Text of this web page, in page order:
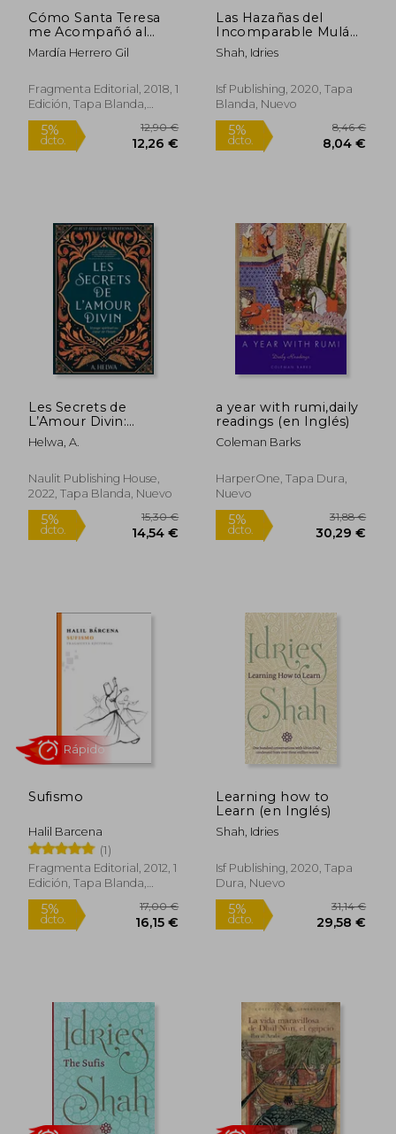
Cómo Santa Teresa
me Acompañó al
Sufismo
Mardía Herrero Gil
Fragmenta Editorial, 2018, 1
Edición, Tapa Blanda,
Nuevo
5%
Las Hazañas del
Incomparable Mulá
Nasrudín
Shah, Idries
Isf Publishing, 2020, Tapa
Blanda, Nuevo
5%
Les Secrets de
L’Amour Divin:
Voyage Spirituel au
Cœur de L’Islam (en
Helwa, A.
Naulit Publishing House,
2022, Tapa Blanda, Nuevo
5%
a year with rumi,daily
readings (en Inglés)
Coleman Barks
HarperOne, Tapa Dura,
Nuevo
5%
dcto.
Sufismo
Halil Barcena
(1)
Fragmenta Editorial, 2012, 1
Edición, Tapa Blanda,
Nuevo
Rápido
Learning how to
Learn (en Inglés)
Shah, Idries
Isf Publishing, 2020, Tapa
Dura, Nuevo